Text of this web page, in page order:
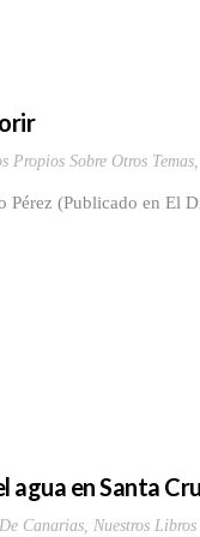
Propios Sobre Otros Temas,
Pérez (Publicado en El
agua en Santa
Canarias, Nuestros Libros